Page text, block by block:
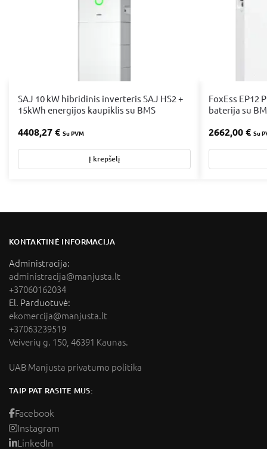
SAJ 10 kW hibridinis inverteris SAJ HS2 +
15kWh energijos kaupiklis su BMS
4408,27€ Su PVM
Į krepšelį
FoxEss EP12
baterija su
2662,00€ Su
KONTAKTINĖ INFORMACIJA
Administracija:
administracija@manjusta.lt
+37060162034
El. Parduotuvė:
ekomercija@manjusta.lt
+37063239519
Veiverių g. 150, 46391 Kaunas.
UAB Manjusta privatumo politika
TAIP PAT RASITE MUS:
Facebook
Instagram
LinkedIn